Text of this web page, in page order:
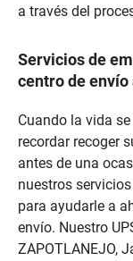
a través del
Servicios de
centro de envío
Cuando la vida
recordar recoger
antes de una
nuestros
para ayudarle a
envío. Nuestro
ZAPOTLANEJO,